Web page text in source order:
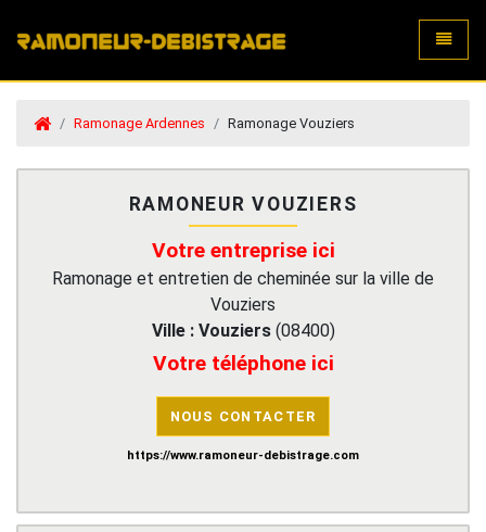
Ramonage Ardennes Ramonage Vouziers
RAMONEUR VOUZIERS
Votre entreprise ici
Ramonage et entretien de cheminée sur la ville de
Vouziers
Ville : Vouziers(08400)
Votre téléphone ici
NOUS CONTACTER
https://www.ramoneur-debistrage.com